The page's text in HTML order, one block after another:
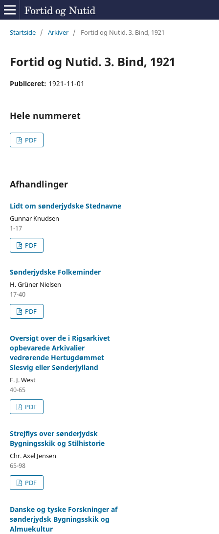
Startside / Arkiver / Fortid og Nutid. 3. Bind, 1921
Fortid og Nutid. 3. Bind, 1921
Publiceret: 1921-11-01
Hele nummeret
PDF
Afhandlinger
Lidt om sønderjydske Stednavne
Gunnar Knudsen
1-17
PDF
Sønderjydske Folkeminder
H. Grüner Nielsen
17-40
PDF
Oversigt over de i Rigsarkivet
opbevarede Arkivalier
vedrørende Hertugdømmet
Slesvig eller Sønderjylland
F. J. West
40-65
PDF
Strejflys over sønderjydsk
Bygningsskik og Stilhistorie
Chr. Axel Jensen
65-98
PDF
Danske og tyske Forskninger af
sønderjydsk Bygningsskik og
Almuekultur